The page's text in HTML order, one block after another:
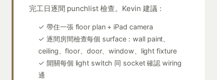
完工日逐間 punchlist 檢查。Kevin 建議：
✓ 帶住一張 floor plan + iPad camera
✓ 逐間房間檢查每個 surface：wall paint、
ceiling、floor、door、window、light fixture
✓ 開關每個 light switch 同 socket 確認 wiring
通